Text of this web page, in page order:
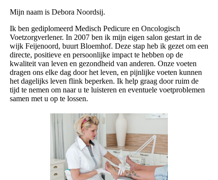
Mijn naam is Debora Noordsij.
Ik ben gediplomeerd Medisch Pedicure en Oncologisch
Voetzorgverlener. In 2007 ben ik mijn eigen salon gestart in de
wijk Feijenoord, buurt Bloemhof. Deze stap heb ik gezet om een
directe, positieve en persoonlijke impact te hebben op de
kwaliteit van leven en gezondheid van anderen. Onze voeten
dragen ons elke dag door het leven, en pijnlijke voeten kunnen
het dagelijks leven flink beperken. Ik help graag door ruim de
tijd te nemen om naar u te luisteren en eventuele voetproblemen
samen met u op te lossen.